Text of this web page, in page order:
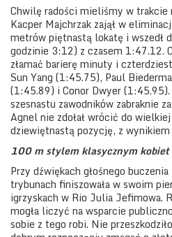
Chwilę radości mieliśmy w
Kacper Majchrzak zajął w
metrów piętnastą lokatę i wszedł
godzinie 3:12) z czasem 1:47.12.
złamać barierę minuty i
Sun Yang (1:45.75), Paul
(1:45.89) i Conor Dwyer
szesnastu zawodników zabraknie
Agnel nie zdołał wrócić do
dziewiętnastą pozycję, z
100 m stylem klasycznym kobiet
Przy dźwiękach głośnego
trybunach finiszowała w swoim
igrzyskach w Rio Julia Jefimowa.
mogła liczyć na wsparcie
sobie z tego robi. Nie